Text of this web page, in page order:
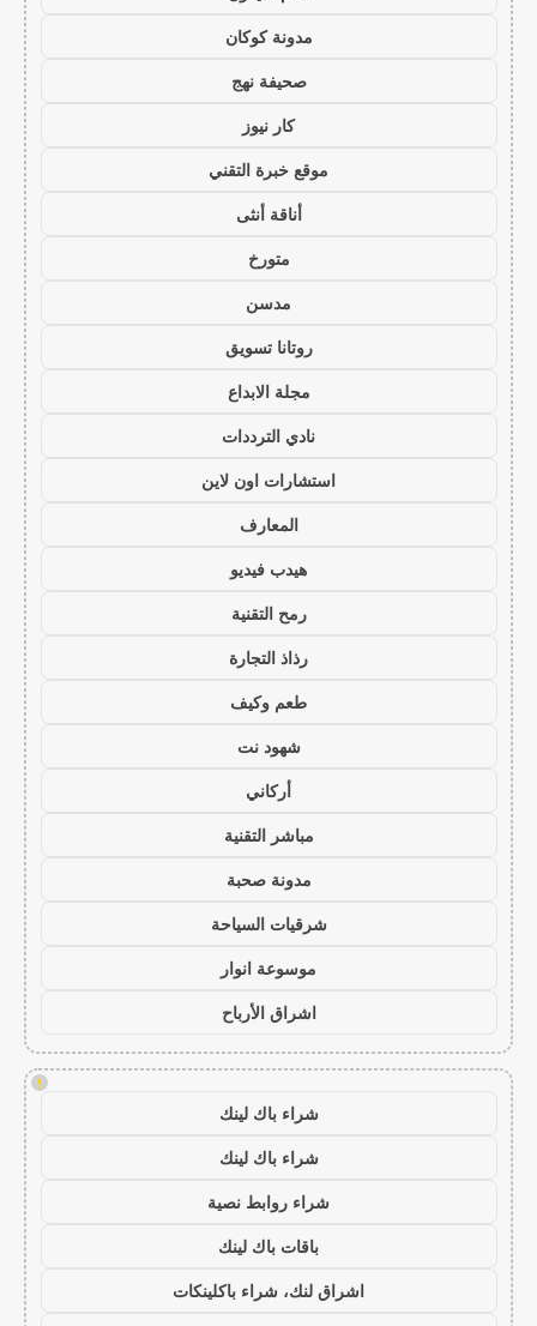
مدونة كوكان
صحيفة نهج
كار نيوز
موقع خبرة التقني
أناقة أنثى
متورخ
مدسن
روتانا تسويق
مجلة الابداع
نادي الترددات
استشارات اون لاين
المعارف
هيدب فيديو
رمح التقنية
رذاذ التجارة
طعم وكيف
شهود نت
أركاني
مباشر التقنية
مدونة صحبة
شرقيات السياحة
موسوعة انوار
اشراق الأرباح
!
شراء باك لينك
شراء باك لينك
شراء روابط نصية
باقات باك لينك
اشراق لنك، شراء باكلينكات